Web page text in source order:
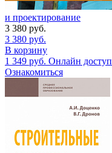
и проектирование
3 380 руб.
3 380 руб.
В корзину
1 349 руб. Онлайн доступ
Ознакомиться